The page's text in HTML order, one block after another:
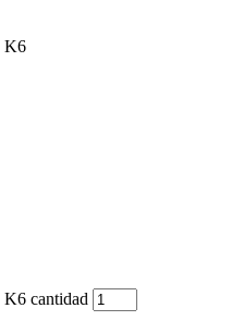
K6
cantidad